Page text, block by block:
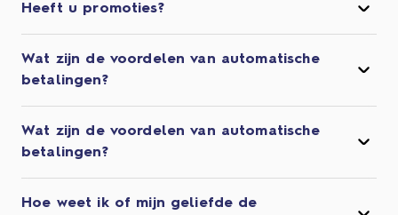
Heeft u promoties?
Wat zijn de voordelen van automatische
betalingen?
Wat zijn de voordelen van automatische
betalingen?
Hoe weet ik of mijn geliefde de